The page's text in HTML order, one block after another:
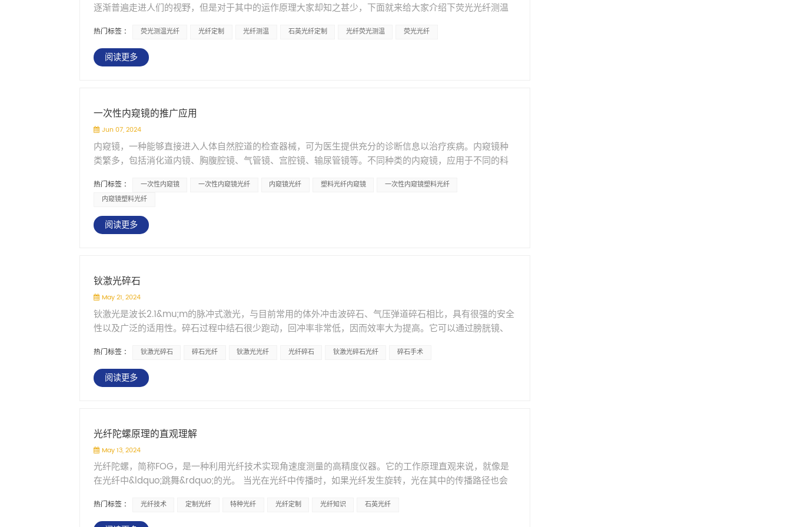
适的选择。 五、选型的时候注意什么 光形怎么选。 线形光配线阵相机，适合PCB、玻璃基板的连续检测。
状照射。 材质怎么选。 石英光纤传输效率高（95%以上），光谱范围宽，从紫外到红外都行，耐温好，适合
对光品质要求高的场景。玻璃光纤性价比不错，适合常规可见光检测。塑料光纤成本最低，柔韧性最好，适
合短距离低成本场景。 长度怎么定。 根据机台内部布线路径来定，标准长度一般1到5米，特殊应用可以到10
ODM。线形光纤发光区域从50毫米到1260毫米，环形光纤有不同直径和出光角度可选。用的光纤材料是进
口高传输率的。 AOI检测对精度的要求越来越高，光纤照明在柔性导光、冷光、形态可变这几方面的特点，
正好能解决很多照明上的老问题。如果你在实际调试中遇到光照不均、反光干扰、空间受限或者热效应方面
的困扰，光纤照明可以作为一个值得试试的选项。
他说&ldquo;我们主要做数据中心和基站&rdquo;，那你就知道他的技术积累跟你不在一个频道上。 质量控
制，不是看他证书多厚，而是看他敢不敢给你看数据。 有个客户跟我说过一句让我印象深刻的话：&ldquo;
说得好。因为医疗器械一旦上了手术台，光纤断了不是退货的问题，是事故。 那怎么判断一家厂的品控靠不
靠谱？我就看三样东西。 是否主动提供每批次的插入损耗和透过率曲线&mdash;&mdash;数据会说话，含
&mdash;&mdash;弯折寿命、拉力、高低温循环，你能列出标准，他就敢陪你跑完。 我们遇到过最较真的
客户，自己带了一套测试规程来，说&ldquo;照这个测，过了就下单&rdquo;。我特别喜欢这种
&mdash;&mdash;说明他懂行，也逼着我们不敢糊弄。 说个真事儿，给你提提神。 开头那位医疗工程师，
最后跟我们合作了。 他要的是手持探头里的光纤束，难点是探头内部转弯半径只有15mm，而常规石英光纤
说不行。第二次换成0.39NA大芯径，弯损下来了，但耦合到激光器时端面温度过高。第三次调整了纤芯材料
和端面镀膜工艺，同时把分支长度重新分配，最终弯损控制在8%以内，温升也达标。 前后折腾了两个月，迭
代了三版，期间客户差点换方案。但最后他拿到样品测试后发了一条语音：&ldquo;行了，就这个，终于能上
临床了。&rdquo;那种感觉比签个大单还痛快。 你说我们亏了吗？从时间成本看确实亏了。但我们赚的是下
全流程自研自制，从纤芯端面处理到分支注塑都在自己车间完成，不外包。石英类光纤一律用德国Heraeus
预制棒，塑料类用进口高透光材料&mdash;&mdash;这不是噱头，是为了保证批次间一致性。 我们不接电
信级百万芯公里的大单，那不是我们的战场。我们接的是&ldquo;这玩意儿标准品干不了，得重新想过
&rdquo;的活儿。 如果你正卡在某个光纤选型或加工难题上，不妨打个电话来，不用先谈钱，先聊聊你的光
&middot; 医疗 / 工业 / 科研 📞 +86-25-52374096📧 sales@gohecho.cn🌐 www.gohecho.cn
个通道都是独立的光信号路径。比拼的不再是产能，甚至不只是工艺，而是集成设计能力：如何在有限空间
里排布更多通道、如何在材料内部&ldquo;写&rdquo;出精准的光路、如何让连接可拆卸可量产。 价值的重
在这个链条上提供更多价值，谁就能拿到更高的溢价。 而这场迁移的核心材料，仍然是玻璃
&mdash;&mdash;高纯度、低损耗、可微纳加工的玻璃。 康宁选择玻璃作为光互连的基材，并非偶然。 玻
心，同样是玻璃材料的光学性能。光信号在光纤中传输，本质上是在玻璃介质中传播。材料的光学透过率、
折射率均匀性、耐温性能和长期稳定性，直接决定了光纤产品的传输效率和可靠性。 康宁把光路&ldquo;写
&rdquo;进玻璃里，而我们一直在做的，正是把光信号稳定地&ldquo;传&rdquo;在玻璃光纤中。材料是同源
的，对光学品质的追求也是一致的。 康宁发布GlassBridge，说明了一个趋势：AI算力爆发，正在把光互连
的需求从通信网络&ldquo;拽&rdquo;进芯片封装内部。这意味着： 第一，精密光学连接的需求在增加。
CPO和玻璃基板封装对光纤组件的精度、端面处理、定制化程度要求远高于传统通信光纤。这不是简单的
&ldquo;卖光纤&rdquo;，而是&ldquo;光纤+连接器+端面处理&rdquo;的整体交付。 第二，品质标准在提
开。康宁的方案主要覆盖芯片封装端的光互连，但在光传输端&mdash;&mdash;从光纤到连接器这一环节
&mdash;&mdash;同样需要精密的光学制造能力。这正是特种光纤企业的机会所在。 鸿照科技在特种光纤
一直在做自己擅长的事。 GlassBridge的热度，表面上是资本市场在追逐一个新产品。 但真正值得关注的，
是背后的产业信号：光互连正在从&ldquo;机房之间&rdquo;走进&ldquo;芯片之间
&rdquo;&mdash;&mdash;这是一个以十年为尺度的长周期变化。 对光传输行业来说，这意味着更多需要
定制的光纤组件、更严苛的品质要求、以及更大的市场空间。 康宁把光路写进了玻璃里。而我们，正在把光
传输这件事做得更扎实。 南京鸿照科技有限公司专注光传输，服务医疗、工业、科研 电话：025-
52374096邮箱：sales@gohecho.cn官网：www.gohecho.cn
程可控，并非仅做组装加工。同时提供OEM及定制化服务，产品已广泛应用于国内外工业、医疗、科研领域
的客户项目中。 每批次产品均经过100%全检，检测数据可追溯，按客户要求交付。 如需为您的设备选配合
适的石英光纤方案，欢迎联系我们。
逐渐普遍走进人们的视野，但是对于其中的运作原理大家却知之甚少，下面就来给大家介绍下荧光光纤测温
实验领域得到使用。 基于荧光寿命的光纤温度测温，一般来说，荧光物质分子外层电子都处于相对稳定的状
态下，当受到激发光照射，就会出现电子吸收能量跃迁的情况。在消失激发光之后，就会让其重新返回基
态，但是会有能量不断辐射，从而产生荧光。针对其具体的测温，是在入射光消失开始，其物质表面的温度
所以，通过特性曲线，就可以选择对应的材料作为探头，通过检测的电流值和时间支架的相互关系，就可以
将表面温度明确，进而将监测点温度确定。在工程实施中，相比正常的运行温度检测，在出现故障后的温度
异常升高，因此检测意义更大。
热门标签 : 荧光测温光纤 光纤定制 光纤测温 石英光纤定制 光纤荧光测温 荧光光纤
阅读更多
一次性内窥镜的推广应用
Jun 07, 2024
内窥镜，一种能够直接进入人体自然腔道的检查器械，可为医生提供充分的诊断信息以治疗疾病。内窥镜种
类繁多，包括消化道内镜、胸腹腔镜、气管镜、宫腔镜、输尿管镜等。不同种类的内窥镜，应用于不同的科
况。 然而，传统内窥镜结构复杂，很难彻底清洗和消毒。同一内窥镜在不同患者之间的应用很容易导致交叉
感染，进而造成被感染者健康的严重损害，甚至死亡。 经过内窥镜企业多年探索，一次性内窥镜登上
&ldquo;舞台&rdquo;。它的出现有效解决了交叉感染问题，且一次性使用不存在对内窥镜的损耗，可以保证
每次拆开包装内窥镜处于最佳状态，一定程度提升手术效率。除此之外，一次性内窥镜还可以使医院有效控
创治疗，内窥镜技术为微创治疗带来了可操作空间。微创治疗将已经成为未来医疗的重要发展分支之一。 与
传统的开放式手术相比，微创手术具有创伤小、出血少、术后恢复快等特点。随着科技水平的提升，微创治
疗技术和相关器械已经更加成熟可靠，部分微创手术已经成为了临床医学上一线治疗方案。通常传统内窥镜
一台主机就要上百万元、软镜上万元，再加上维修费、消毒费、人力支出，费用不菲，基层机构基本上
&ldquo;买不起&rdquo;也&ldquo;用不起&rdquo;。 基层内窥镜资源的严重缺乏，是一次性内窥镜走进基层
息，提升基层医疗服务水平和患者管理的能力。由于其便捷及低成本优势，适合各基层医疗机构及医生使
用，有助于实现快速诊疗筛查和转诊分流。
热门标签 : 一次性内窥镜 一次性内窥镜光纤 内窥镜光纤 塑料光纤内窥镜
一次性内窥镜塑料光纤
内窥镜塑料光纤
阅读更多
钬激光碎石
May 21, 2024
钬激光是波长2.1&mu;m的脉冲式激光，与目前常用的体外冲击波碎石、气压弹道碎石相比，具有很强的安全
性以及广泛的适用性。碎石过程中结石很少跑动，回冲率非常低，因而效率大为提高。它可以通过膀胱镜、
管结石、肾结石均可进行有效治疗。 研究表明，腔镜下钬激光碎石单次成功率在95％以上，治疗膀胱结石可
达100％。这种手术为无创或微创手术，治疗过程中病人基本没有痛苦。既没有穿孔、出血的危险，还可同时
治疗合并的尿路肿瘤、输尿管息肉、狭窄等。 具体过程是输尿管软镜下钬激光碎石术是利用一条直径3mm
内微创技术，因而备受患者青睐。
热门标签 : 钬激光碎石 碎石光纤 钬激光光纤 光纤碎石 钬激光碎石光纤 碎石手术
阅读更多
光纤陀螺原理的直观理解
May 13, 2024
光纤陀螺，简称FOG，是一种利用光纤技术实现角速度测量的高精度仪器。它的工作原理直观来说，就像是
在光纤中&ldquo;跳舞&rdquo;的光。 当光在光纤中传播时，如果光纤发生旋转，光在其中的传播路径也会
高精度的光学系统和电子信号处理系统。光学系统确保光在光纤中稳定传播，而电子系统则负责接收并处理
光信号，从而得到精确的角速度数据。由于其高灵敏度、快速响应和长期稳定性，光纤陀螺在航空、航天、
热门标签 : 光纤技术 定制光纤 特种光纤 光纤定制 光纤知识 石英光纤